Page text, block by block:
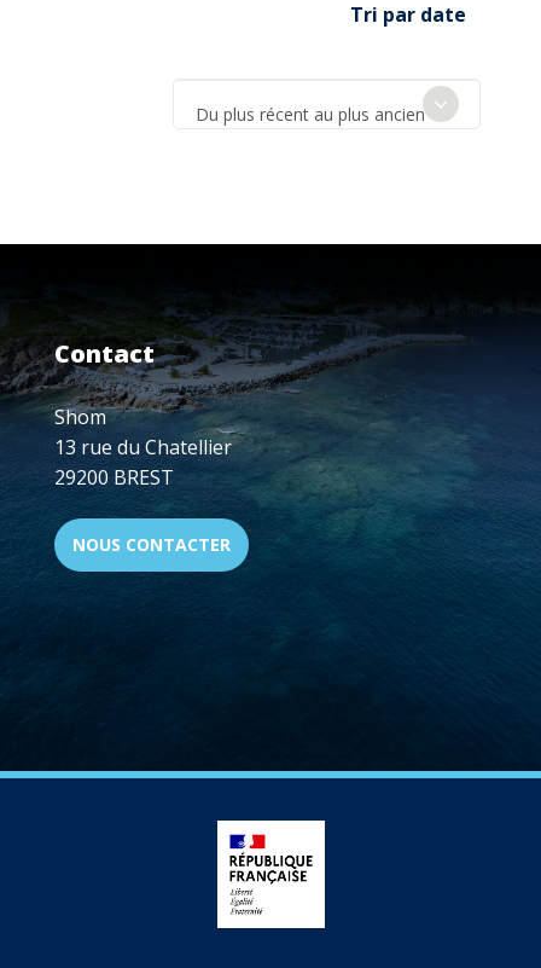
Tri par date
Du plus récent au plus ancien
Contact
Shom
13 rue du Chatellier
29200 BREST
NOUS CONTACTER